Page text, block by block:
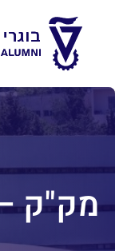
מק"ק